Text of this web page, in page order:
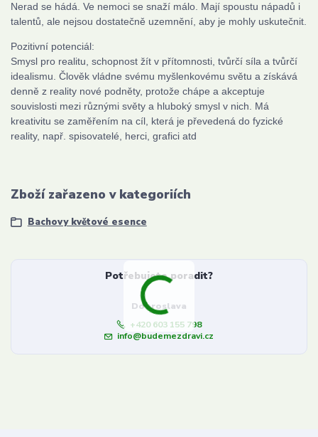
Nerad se hádá. Ve nemoci se snaží málo. Mají spoustu nápadů i
talentů, ale nejsou dostatečně uzemnění, aby je mohly uskutečnit.
Pozitivní potenciál:
Smysl pro realitu, schopnost žít v přítomnosti, tvůrčí síla a tvůrčí
idealismu. Člověk vládne svému myšlenkovému světu a získává
denně z reality nové podněty, protože chápe a akceptuje
souvislosti mezi různými světy a hluboký smysl v nich. Má
kreativitu se zaměřením na cíl, která je převedená do fyzické
reality, např. spisovatelé, herci, grafici atd
Zboží zařazeno v kategoriích
Bachovy květové esence
Potřebujete poradit?
Dobroslava
+420 603 155 798
info@budemezdravi.cz